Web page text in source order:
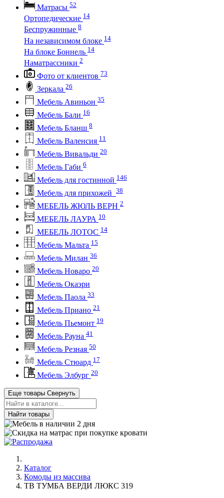
Матрасы 52
Ортопедические 14
Беспружинные 8
На независимом блоке 14
На блоке Боннель 14
Наматрассники 2
Фото от клиентов 73
Зеркала 26
Мебель Авиньон 35
Мебель Бали 16
Мебель Бланш 8
Мебель Валенсия 11
Мебель Вивальди 20
Мебель Габи 6
Мебель для гостинной 146
Мебель для прихожей 38
МЕБЕЛЬ ЖЮЛЬ ВЕРН 2
МЕБЕЛЬ ЛАУРА 10
МЕБЕЛЬ ЛОТОС 14
Мебель Мальта 15
Мебель Милан 36
Мебель Новаро 20
Мебель Окаэри
Мебель Паола 33
Мебель Приано 21
Мебель Пьемонт 19
Мебель Рауна 41
Мебель Резная 50
Мебель Стюард 17
Мебель Элбург 20
Еще товары Свернуть
Найти товары
Каталог
Комоды из массива
ТВ ТУМБА ВЕРДИ ЛЮКС 319